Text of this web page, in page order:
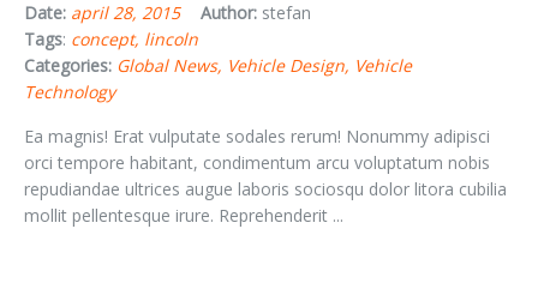
Date: april 28, 2015 Author: stefan
Tags: concept lincoln
Categories: Global News Vehicle Design Vehicle
Technology
Ea magnis! Erat vulputate sodales rerum! Nonummy adipisci
orci tempore habitant, condimentum arcu voluptatum nobis
repudiandae ultrices augue laboris sociosqu dolor litora cubilia
mollit pellentesque irure. Reprehenderit ...